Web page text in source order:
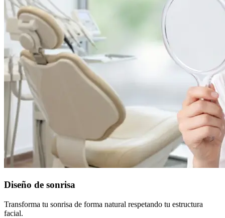
Diseño de sonrisa
Transforma tu sonrisa de forma natural respetando tu estructura
facial.